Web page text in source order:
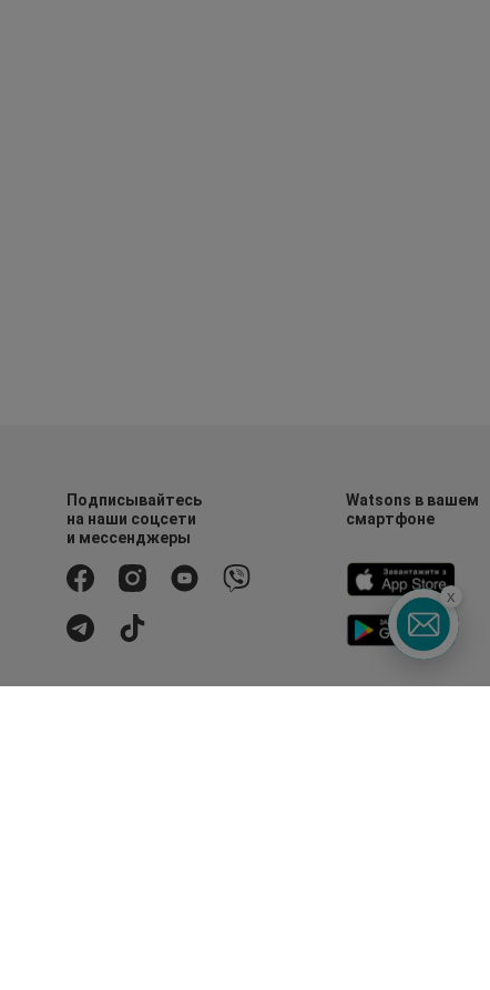
Подписывайтесь
на наши соцсети
и мессенджеры
Watsons в вашем
смартфоне
x